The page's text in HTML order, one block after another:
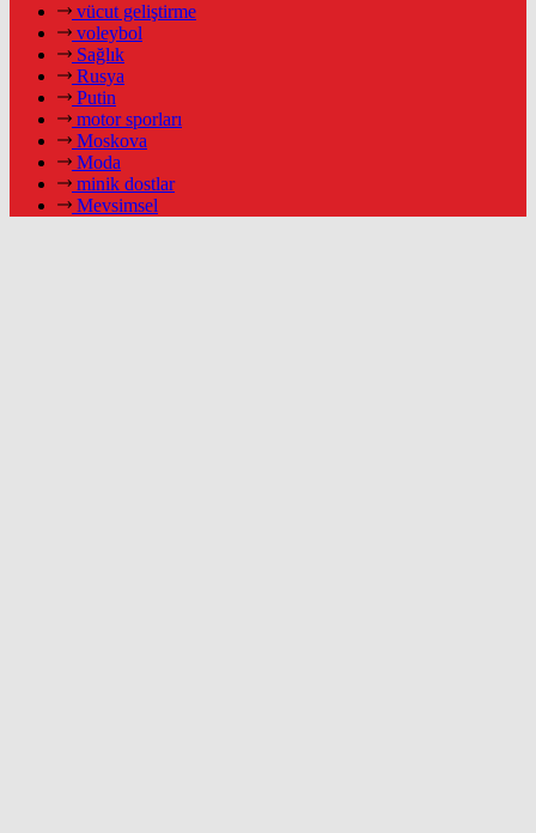
vücut geliştirme
voleybol
Sağlık
Rusya
Putin
motor sporları
Moskova
Moda
minik dostlar
Mevsimsel